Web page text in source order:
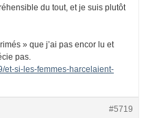
du tout, et je suis plutôt
» que j’ai pas encor lu et
pas.
et-si-les-femmes-harcelaient-
#5719